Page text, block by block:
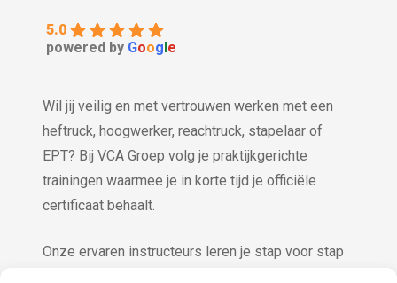
5.0
powered by Google
Wil jij veilig en met vertrouwen werken met een
heftruck, hoogwerker, reachtruck, stapelaar of
EPT? Bij VCA Groep volg je praktijkgerichte
trainingen waarmee je in korte tijd je officiële
certificaat behaalt.
Onze ervaren instructeurs leren je stap voor stap